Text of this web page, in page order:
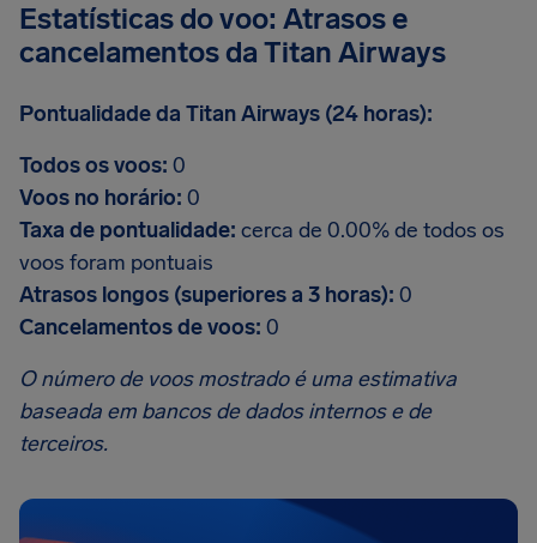
Estatísticas do voo: Atrasos e
cancelamentos da Titan Airways
Pontualidade da Titan Airways (24 horas):
Todos os voos: 0
Voos no horário: 0
Taxa de pontualidade: cerca de 0.00% de todos os
voos foram pontuais
Atrasos longos (superiores a 3 horas): 0
Cancelamentos de voos: 0
O número de voos mostrado é uma estimativa
baseada em bancos de dados internos e de
terceiros.